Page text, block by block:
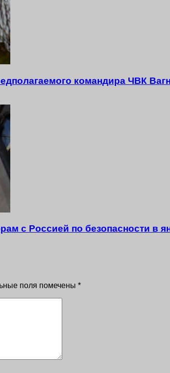
командира ЧВК
с Россией по безопасности в
поля помечены *